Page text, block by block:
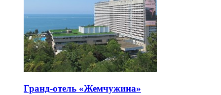
Гранд-отель «Жемчужина»